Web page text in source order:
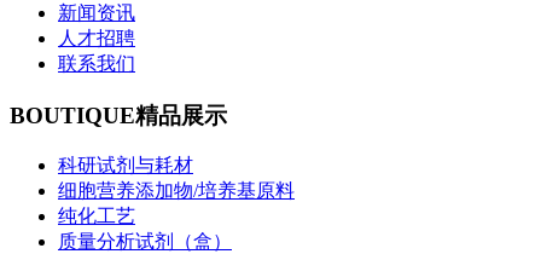
新闻资讯
人才招聘
联系我们
BOUTIQUE精品展示
科研试剂与耗材
细胞营养添加物/培养基原料
纯化工艺
质量分析试剂（盒）